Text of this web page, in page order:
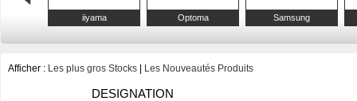
iiyama Optoma Samsung
Afficher : Les plus gros Stocks Les Nouveautés Produits
DESIGNATION